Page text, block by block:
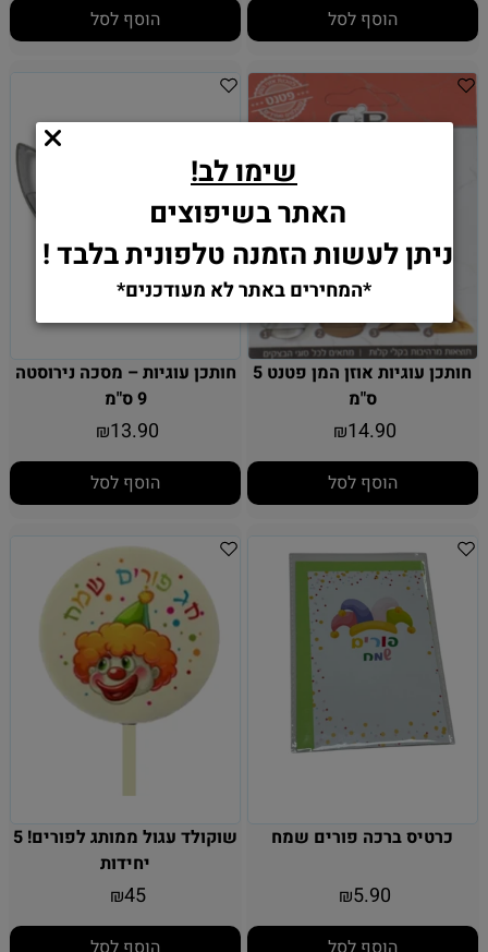
הוסף לסל הוסף לסל
חותכן עוגיות אוזן המן פטנט 5
ס"מ
₪14.90
הוסף לסל
חותכן עוגיות – מסכה נירוסטה
9 ס"מ
₪13.90
הוסף לסל
כרטיס ברכה פורים שמח
₪5.90
שוקולד עגול ממותג לפורים! 5
יחידות
₪45
שימו לב!
האתר בשיפוצים
ניתן לעשות הזמנה טלפונית בלבד !
*המחירים באתר לא מעודכנים*